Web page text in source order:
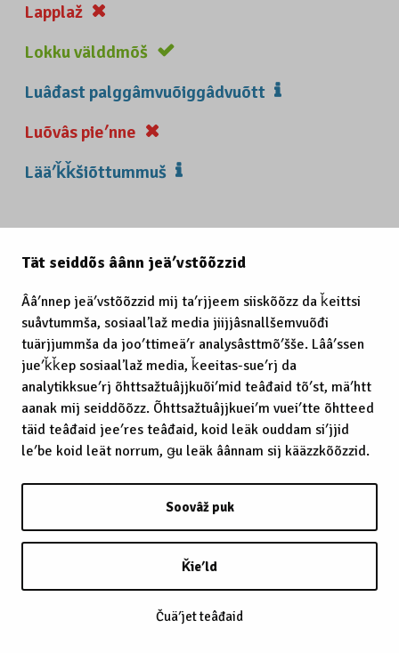
Tät seiddõs âânn jeäʹvstõõzzid
Ââʹnnep jeäʹvstõõzzid mij taʹrjjeem siiskõõzz da ǩeittsi
suåvtummša, sosiaalʼlaž media jiijjâsnallšemvuõđi
tuärjjummša da jooʹttimeäʹr analysâsttmõʹšše. Lââʹssen
jueʹǩǩep sosiaalʼlaž media, ǩeeitas-sueʹrj da
analytikksueʹrj õhttsažtuâjjkuõiʹmid teâđaid tõʹst, mäʹhtt
aanak mij seiddõõzz. Õhttsažtuâjjkueiʹm vueiʹtte õhtteed
täid teâđaid jeeʹres teâđaid, koid leäk ouddam siʹjjid
leʹbe koid leät norrum, ǥu leäk âânnam sij kääzzkõõzzid.
Soovâž puk
Ǩieʹld
Čuäʹjet teâđaid
Lapplaž
Lokku välddmõš
Luâđast palggâmvuõiggâdvuõtt
Luõvâs pieʹnne
Lääʹǩǩšiõttummuš